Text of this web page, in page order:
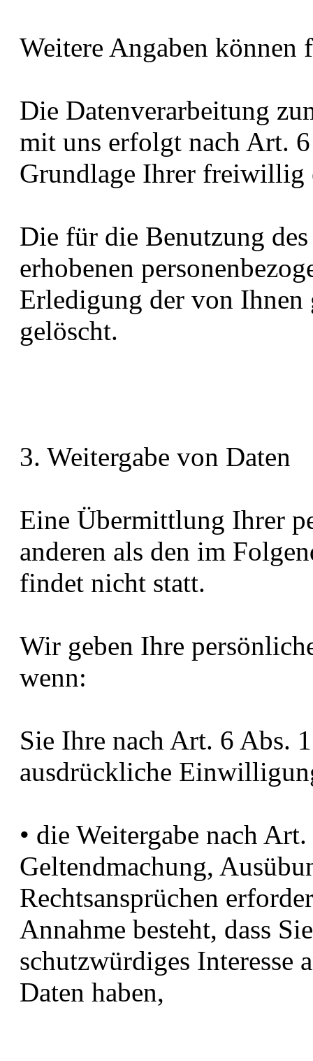
Weitere Angaben
Die Datenverarbeitung
mit uns erfolgt nach Art.
Grundlage Ihrer
Die für die Benutzung
erhobenen
Erledigung der von Ihnen
gelöscht.
3. Weitergabe von Daten
Eine Übermittlung Ihrer
anderen als den im
findet nicht statt.
Wir geben Ihre
wenn:
Sie Ihre nach Art. 6 Abs.
ausdrückliche
• die Weitergabe nach
Geltendmachung,
Rechtsansprüchen
Annahme besteht, dass
schutzwürdiges Interesse
Daten haben,